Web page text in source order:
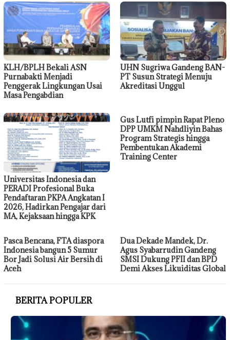
KLH/BPLH Bekali ASN
Purnabakti Menjadi
Penggerak Lingkungan Usai
Masa Pengabdian
UHN Sugriwa Gandeng BAN-
PT Susun Strategi Menuju
Akreditasi Unggul
Universitas Indonesia dan
PERADI Profesional Buka
Pendaftaran PKPA Angkatan I
2026, Hadirkan Pengajar dari
MA, Kejaksaan hingga KPK
Gus Lutfi pimpin Rapat Pleno
DPP UMKM Nahdliyin Bahas
Program Strategis hingga
Pembentukan Akademi
Training Center
Pasca Bencana, FTA diaspora
Indonesia bangun 5 Sumur
Bor Jadi Solusi Air Bersih di
Aceh
Dua Dekade Mandek, Dr.
Agus Syabarrudin Gandeng
SMSI Dukung PFII dan BPD
Demi Akses Likuiditas Global
BERITA POPULER